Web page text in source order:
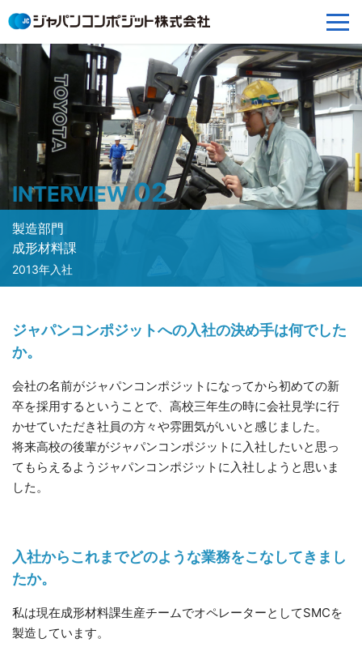
INTERVIEW02
製造部門
成形材料課
2013年入社
ジャパンコンポジットへの入社の決め手は何でした
か。
会社の名前がジャパンコンポジットになってから初めての新
卒を採用するということで、高校三年生の時に会社見学に行
かせていただき社員の方々や雰囲気がいいと感じました。
将来高校の後輩がジャパンコンポジットに入社したいと思っ
てもらえるようジャパンコンポジットに入社しようと思いま
した。
入社からこれまでどのような業務をこなしてきまし
たか。
私は現在成形材料課生産チームでオペレーターとしてSMCを
製造しています。